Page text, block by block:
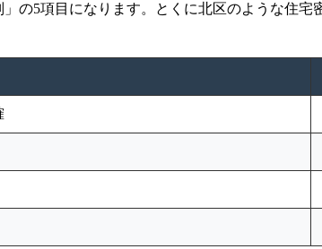
の5項目になります。とくに北区のような住